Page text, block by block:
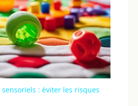
: éviter les risques